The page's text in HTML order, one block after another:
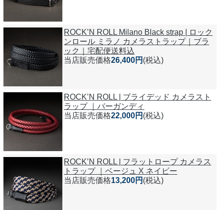
ROCK’N ROLL Milano Black strap | ロック
ンロール ミラノ カメラストラップ｜ブラ
ック｜宅配便送料込
当店販売価格26,400円 (税込)
ROCK’N ROLL | ブライデッド カメラスト
ラップ ｜バーガンディ
当店販売価格22,000円 (税込)
ROCK’N ROLL | フラットロープ カメラス
トラップ ｜ベージュ X ネイビー
当店販売価格13,200円 (税込)